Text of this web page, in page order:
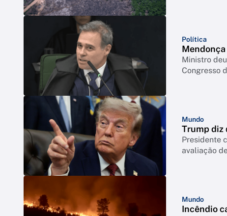
Política
Ministro
Congresso
Mundo
Trump diz
Presidente
avaliação
Mundo
Incêndio